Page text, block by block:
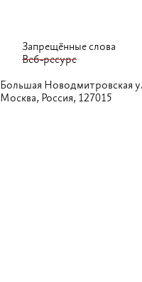
Запрещённые слова
Веб-ресурс
Большая Новодмитровская
Москва, Россия, 127015